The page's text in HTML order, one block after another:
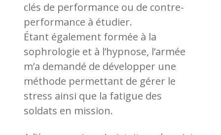
clés de performance ou de contre-
performance à étudier.
Étant également formée à la
sophrologie et à l’hypnose, l’armée
m’a demandé de développer une
méthode permettant de gérer le
stress ainsi que la fatigue des
soldats en mission.